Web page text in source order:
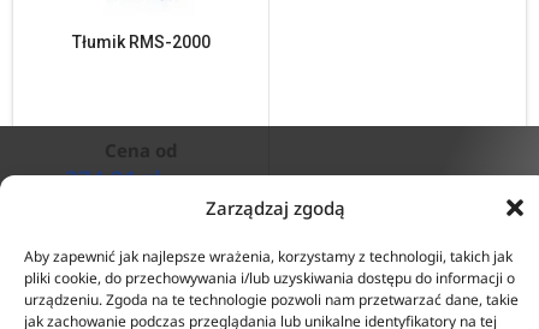
Zarządzaj zgodą
Aby zapewnić jak najlepsze wrażenia, korzystamy z technologii, takich jak
pliki cookie, do przechowywania i/lub uzyskiwania dostępu do informacji o
urządzeniu. Zgoda na te technologie pozwoli nam przetwarzać dane, takie
jak zachowanie podczas przeglądania lub unikalne identyfikatory na tej
Tłumik RMS-2000
Cena od
374,91złnetto
ZOBACZ SZCZEGÓŁY
ul. Tarcice 11, 80-718
Gdańsk
+48 58 342 24 15
INFORMACJE
O firmie
Regulamin
Polityka prywatności